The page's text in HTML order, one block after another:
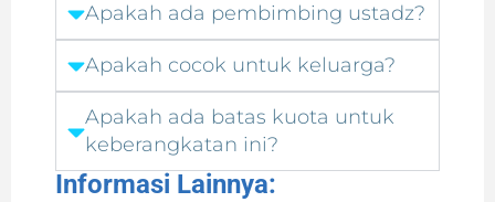
Apakah ada pembimbing ustadz?
Apakah cocok untuk keluarga?
Apakah ada batas kuota untuk
keberangkatan ini?
Informasi Lainnya: